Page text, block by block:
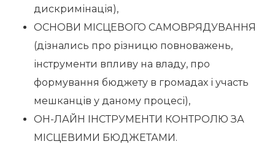
дискримінація),
ОСНОВИ МІСЦЕВОГО САМОВРЯДУВАННЯ
(дізнались про різницю повноважень,
інструменти впливу на владу, про
формування бюджету в громадах і участь
мешканців у даному процесі),
ОН-ЛАЙН ІНСТРУМЕНТИ КОНТРОЛЮ ЗА
МІСЦЕВИМИ БЮДЖЕТАМИ.